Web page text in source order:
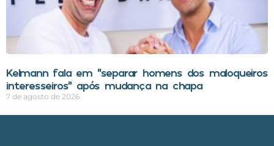
Kelmann fala em “separar homens dos maloqueiros
interesseiros” após mudança na chapa
7 de agosto de 2026